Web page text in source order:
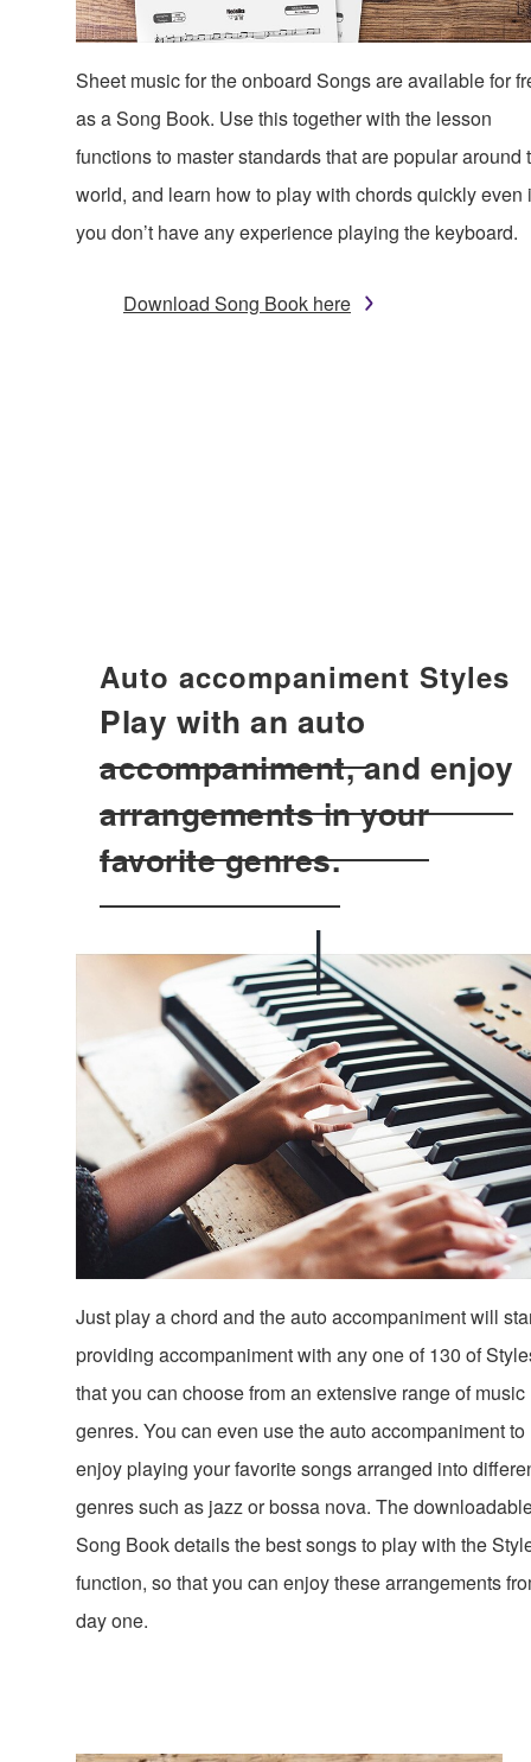
Sheet music for the onboard Songs are available for
as a Song Book. Use this together with the lesson
functions to master standards that are popular around
world, and learn how to play with chords quickly even
you don’t have any experience playing the keyboard.
Download Song Book here
Auto accompaniment Styles
Play with an auto
accompaniment, and enjoy
arrangements in your
favorite genres.
Just play a chord and the auto accompaniment will
providing accompaniment with any one of 130 of
that you can choose from an extensive range of music
genres. You can even use the auto accompaniment to
enjoy playing your favorite songs arranged into
genres such as jazz or bossa nova. The
Song Book details the best songs to play with the
function, so that you can enjoy these arrangements
day one.